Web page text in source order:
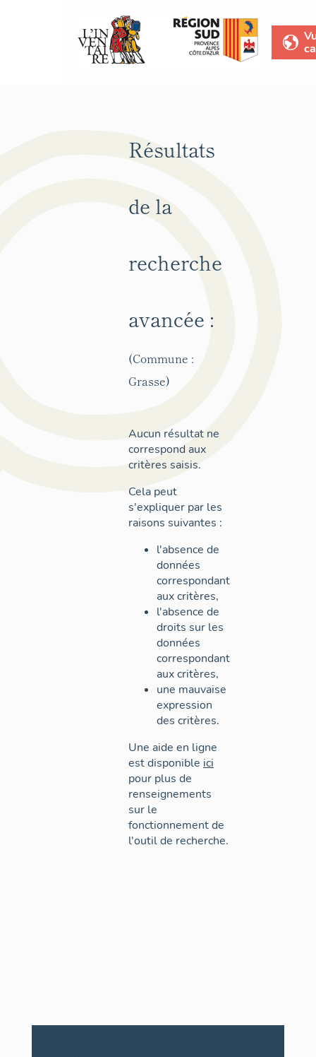
Résultats
de la
recherche
avancée :
(Commune :
Grasse)
Aucun résultat ne
correspond aux
critères saisis.
Cela peut
s'expliquer par les
raisons suivantes :
l'absence de
données
correspondant
aux critères,
l'absence de
droits sur les
données
correspondant
aux critères,
une mauvaise
expression
des critères.
Une aide en ligne
est disponible ici
pour plus de
renseignements
sur le
fonctionnement de
l'outil de recherche.